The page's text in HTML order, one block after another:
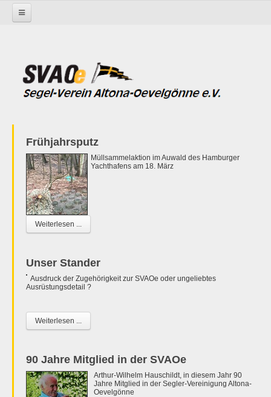
Frühjahrsputz
Müllsammelaktion im Auwald des Hamburger
Yachthafens am 18. März
Weiterlesen ...
Unser Stander
Ausdruck der Zugehörigkeit zur SVAOe oder ungeliebtes
Ausrüstungsdetail ?
Weiterlesen ...
90 Jahre Mitglied in der SVAOe
Arthur-Wilhelm Hauschildt, in diesem Jahr 90
Jahre Mitglied in der Segler-Vereinigung Altona-
Oevelgönne